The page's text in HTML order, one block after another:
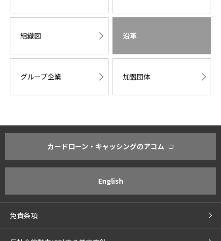
組織図 沿革
グループ企業 加盟団体
アコムについて
事業内容
コーポレート・ガバナンス
コンプライアンス
株主・投資家のみなさまへ
IRライブラリ
株主還元
カードローン・キャッシングのアコム
English
免責条項